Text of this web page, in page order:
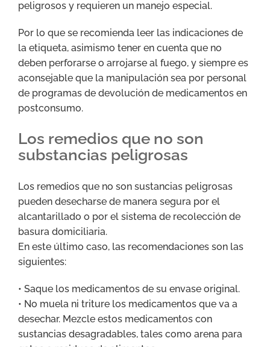
peligrosos y requieren un manejo especial.
Por lo que se recomienda leer las indicaciones de
la etiqueta, asimismo tener en cuenta que no
deben perforarse o arrojarse al fuego, y siempre es
aconsejable que la manipulación sea por personal
de programas de devolución de medicamentos en
postconsumo.
Los remedios que no son
substancias peligrosas
Los remedios que no son sustancias peligrosas
pueden desecharse de manera segura por el
alcantarillado o por el sistema de recolección de
basura domiciliaria.
En este último caso, las recomendaciones son las
siguientes:
• Saque los medicamentos de su envase original.
• No muela ni triture los medicamentos que va a
desechar. Mezcle estos medicamentos con
sustancias desagradables, tales como arena para